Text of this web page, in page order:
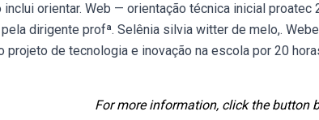
inclui orientar. Web — orientação técnica inicial
pela dirigente profª. Selênia silvia witter de melo,.
projeto de tecnologia e inovação na escola por 20
For more information, click the button